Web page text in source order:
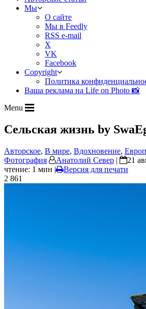
Мы
О сайте
Мы в Feedly
RSS e-mail
X
VK
Facebook
Copyright
Политика
Ваша реклама на Life on Photo 📸
Menu
Сельская жизнь by
Авторское, В мире, Вдохновение,
Фотография
Анатолий Север | 21
чтение: 1 мин |
Версия для печати
2 861